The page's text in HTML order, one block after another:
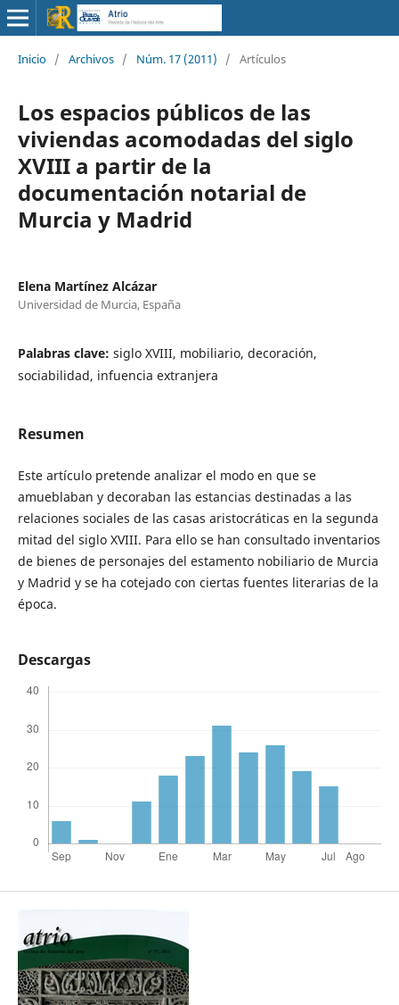
Inicio / Archivos / Núm. 17 (2011) / Artículos
Los espacios públicos de las
viviendas acomodadas del siglo
XVIII a partir de la
documentación notarial de
Murcia y Madrid
Elena Martínez Alcázar
Universidad de Murcia, España
Palabras clave: siglo XVIII, mobiliario, decoración,
sociabilidad, infuencia extranjera
Resumen
Este artículo pretende analizar el modo en que se
amueblaban y decoraban las estancias destinadas a las
relaciones sociales de las casas aristocráticas en la segunda
mitad del siglo XVIII. Para ello se han consultado inventarios
de bienes de personajes del estamento nobiliario de Murcia
y Madrid y se ha cotejado con ciertas fuentes literarias de la
época.
Descargas